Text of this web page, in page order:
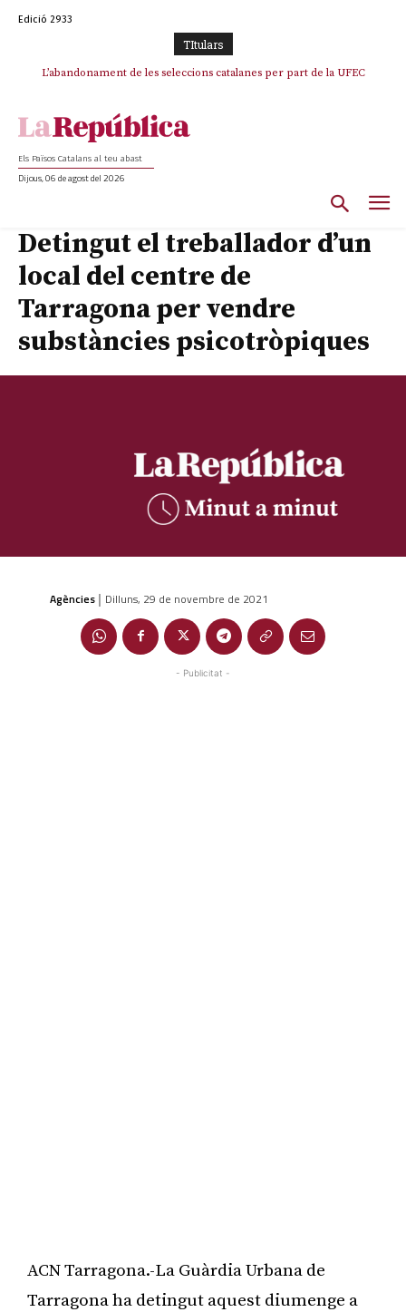
Edició 2933
TItulars
L’abandonament de les seleccions catalanes per part de la UFEC
Els Països Catalans al teu abast
Dijous, 06 de agost del 2026
Detingut el treballador d’un
local del centre de
Tarragona per vendre
substàncies psicotròpiques
Agències | Dilluns, 29 de novembre de 2021
- Publicitat -
ACN Tarragona.-La Guàrdia Urbana de
Tarragona ha detingut aquest diumenge a